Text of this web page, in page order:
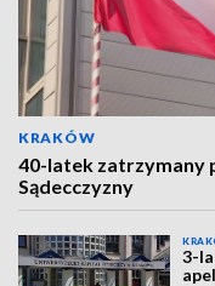
KRAKÓW
40-latek zatrzymany
Sądecczyzny
3-